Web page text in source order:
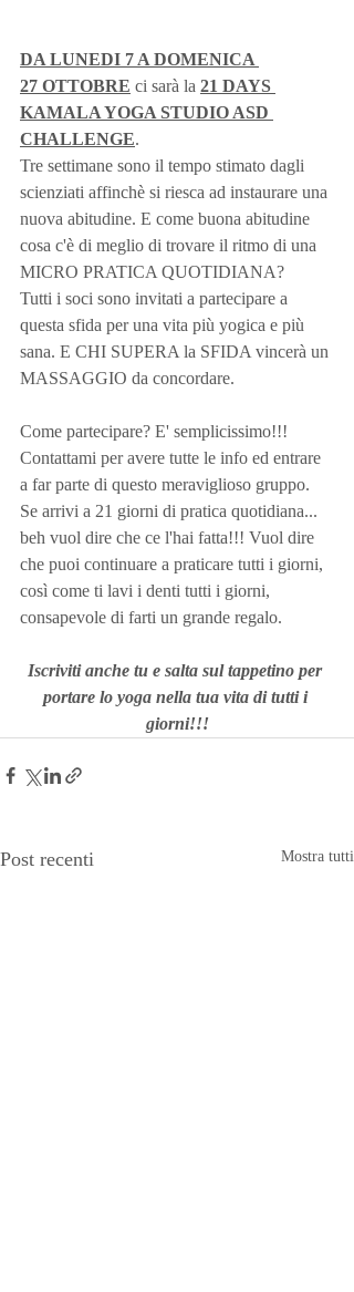
DA LUNEDI 7 A DOMENICA
27 OTTOBRE ci sarà la 21 DAYS
KAMALA YOGA STUDIO ASD
CHALLENGE.
Tre settimane sono il tempo stimato dagli
scienziati affinchè si riesca ad instaurare una
nuova abitudine. E come buona abitudine
cosa c'è di meglio di trovare il ritmo di una
MICRO PRATICA QUOTIDIANA?
Tutti i soci sono invitati a partecipare a
questa sfida per una vita più yogica e più
sana. E CHI SUPERA la SFIDA vincerà un
MASSAGGIO da concordare.
Come partecipare? E' semplicissimo!!!
Contattami per avere tutte le info ed entrare
a far parte di questo meraviglioso gruppo.
Se arrivi a 21 giorni di pratica quotidiana...
beh vuol dire che ce l'hai fatta!!! Vuol dire
che puoi continuare a praticare tutti i giorni,
così come ti lavi i denti tutti i giorni,
consapevole di farti un grande regalo.
Iscriviti anche tu e salta sul tappetino per
portare lo yoga nella tua vita di tutti i
giorni!!!
Post recenti Mostra tutti